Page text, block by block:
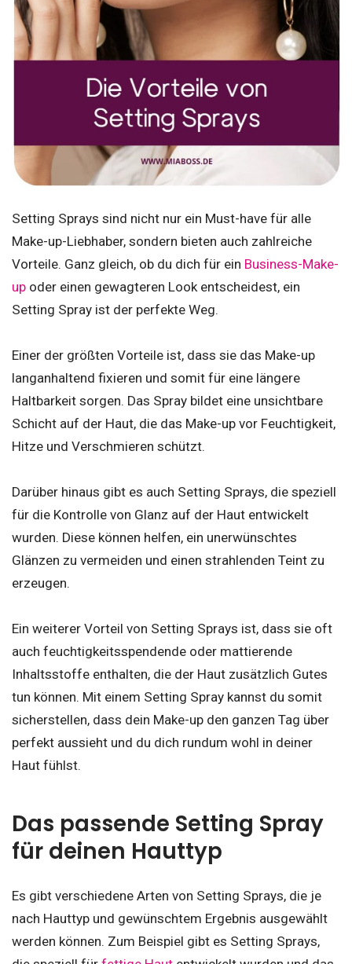
Setting Sprays sind nicht nur ein Must-have für alle
Make-up-Liebhaber, sondern bieten auch zahlreiche
Vorteile. Ganz gleich, ob du dich für ein Business-Make-
up oder einen gewagteren Look entscheidest, ein
Setting Spray ist der perfekte Weg.
Einer der größten Vorteile ist, dass sie das Make-up
langanhaltend fixieren und somit für eine längere
Haltbarkeit sorgen. Das Spray bildet eine unsichtbare
Schicht auf der Haut, die das Make-up vor Feuchtigkeit,
Hitze und Verschmieren schützt.
Darüber hinaus gibt es auch Setting Sprays, die speziell
für die Kontrolle von Glanz auf der Haut entwickelt
wurden. Diese können helfen, ein unerwünschtes
Glänzen zu vermeiden und einen strahlenden Teint zu
erzeugen.
Ein weiterer Vorteil von Setting Sprays ist, dass sie oft
auch feuchtigkeitsspendende oder mattierende
Inhaltsstoffe enthalten, die der Haut zusätzlich Gutes
tun können. Mit einem Setting Spray kannst du somit
sicherstellen, dass dein Make-up den ganzen Tag über
perfekt aussieht und du dich rundum wohl in deiner
Haut fühlst.
Das passende Setting Spray
für deinen Hauttyp
Es gibt verschiedene Arten von Setting Sprays, die je
nach Hauttyp und gewünschtem Ergebnis ausgewählt
werden können. Zum Beispiel gibt es Setting Sprays,